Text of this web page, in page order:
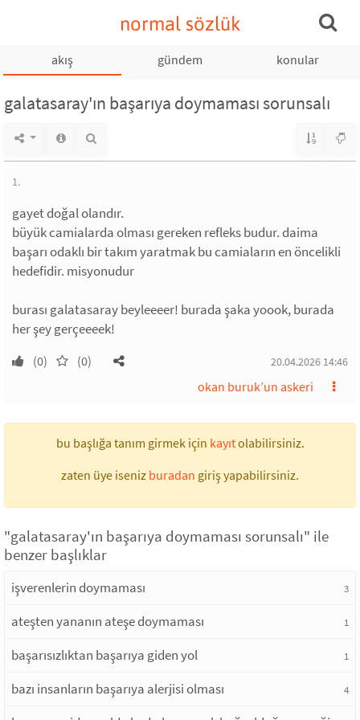
normal sözlük
akış gündem konular
galatasaray'ın başarıya doymaması sorunsalı
1.
gayet doğal olandır.
büyük camialarda olması gereken refleks budur. daima
başarı odaklı bir takım yaratmak bu camiaların en öncelikli
hedefidir. misyonudur
burası galatasaray beyleeeer! burada şaka yoook, burada
her şey gerçeeeek!
(0) (0) 20.04.2026 14:46
okan buruk’un askeri
bu başlığa tanım girmek için kayıtolabilirsiniz.
zaten üye iseniz buradan giriş yapabilirsiniz.
"galatasaray'ın başarıya doymaması sorunsalı" ile
benzer başlıklar
işverenlerin doymaması 3
ateşten yananın ateşe doymaması 1
başarısızlıktan başarıya giden yol 1
bazı insanların başarıya alerjisi olması 4